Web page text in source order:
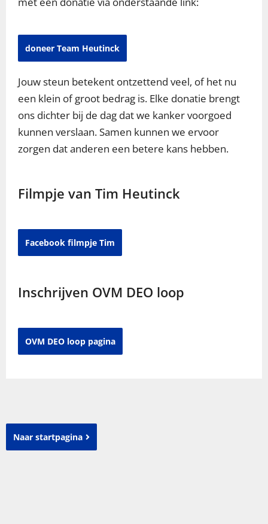
doneer Team Heutinck
Jouw steun betekent ontzettend veel, of het nu
een klein of groot bedrag is. Elke donatie brengt
ons dichter bij de dag dat we kanker voorgoed
kunnen verslaan. Samen kunnen we ervoor
zorgen dat anderen een betere kans hebben.
Filmpje van Tim Heutinck
Facebook filmpje Tim
Inschrijven OVM DEO loop
OVM DEO loop pagina
Naar startpagina